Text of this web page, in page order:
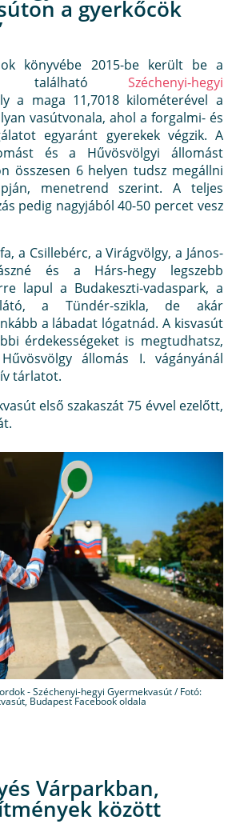
a gyerkőcök
könyvébe 2015-be került be a
található Széchenyi-hegyi
a maga 11,7018 kilométerével a
vasútvonala, ahol a forgalmi- és
egyaránt gyerekek végzik. A
és a Hűvösvölgyi állomást
összesen 6 helyen tudsz megállni
menetrend szerint. A teljes
pedig nagyjából 40-50 percet vesz
a Csillebérc, a Virágvölgy, a János-
és a Hárs-hegy legszebb
lapul a Budakeszti-vadaspark, a
a Tündér-szikla, de akár
a lábadat lógatnád. A kisvasút
érdekességeket is megtudhatsz,
állomás I. vágányánál
tárlatot.
első szakaszát 75 évvel ezelőtt,
- Széchenyi-hegyi Gyermekvasút / Fotó:
Budapest Facebook oldala
Várparkban,
között